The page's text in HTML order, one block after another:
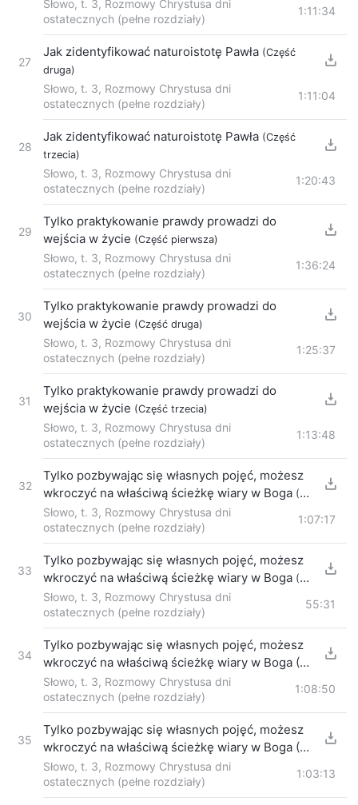
Słowo, t. 3, Rozmowy Chrystusa dni
ostatecznych (pełne rozdziały)
1:11:34
27
Jak zidentyfikować naturoistotę Pawła (Część
druga)
Słowo, t. 3, Rozmowy Chrystusa dni
ostatecznych (pełne rozdziały)
1:11:04
28
Jak zidentyfikować naturoistotę Pawła (Część
trzecia)
Słowo, t. 3, Rozmowy Chrystusa dni
ostatecznych (pełne rozdziały)
1:20:43
29
Tylko praktykowanie prawdy prowadzi do
wejścia w życie (Część pierwsza)
Słowo, t. 3, Rozmowy Chrystusa dni
ostatecznych (pełne rozdziały)
1:36:24
30
Tylko praktykowanie prawdy prowadzi do
wejścia w życie (Część druga)
Słowo, t. 3, Rozmowy Chrystusa dni
ostatecznych (pełne rozdziały)
1:25:37
31
Tylko praktykowanie prawdy prowadzi do
wejścia w życie (Część trzecia)
Słowo, t. 3, Rozmowy Chrystusa dni
ostatecznych (pełne rozdziały)
1:13:48
32
Tylko pozbywając się własnych pojęć, możesz
wkroczyć na właściwą ścieżkę wiary w Boga (1)
Część pierwsza
Słowo, t. 3, Rozmowy Chrystusa dni
ostatecznych (pełne rozdziały)
1:07:17
33
Tylko pozbywając się własnych pojęć, możesz
wkroczyć na właściwą ścieżkę wiary w Boga (1)
Część druga
Słowo, t. 3, Rozmowy Chrystusa dni
ostatecznych (pełne rozdziały)
55:31
34
Tylko pozbywając się własnych pojęć, możesz
wkroczyć na właściwą ścieżkę wiary w Boga (1)
Część trzecia
Słowo, t. 3, Rozmowy Chrystusa dni
ostatecznych (pełne rozdziały)
1:08:50
35
Tylko pozbywając się własnych pojęć, możesz
wkroczyć na właściwą ścieżkę wiary w Boga (1)
Część czwarta
Słowo, t. 3, Rozmowy Chrystusa dni
ostatecznych (pełne rozdziały)
1:03:13